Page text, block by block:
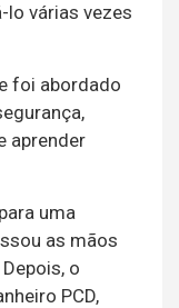
lo várias vezes
foi abordado
aprender
uma
as mãos
o
PCD,